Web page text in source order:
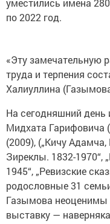
уместились имена
по 2022 год.
«Эту замечательную
труда и терпения
Халиуллина
На сегодняшний день
Мидхата Гарифовича
(2009), („Кичу
Зиреклы. 1832-1970“,
1945“, „Ревизские
родословные 31
Газымова неоценимы
выставку —